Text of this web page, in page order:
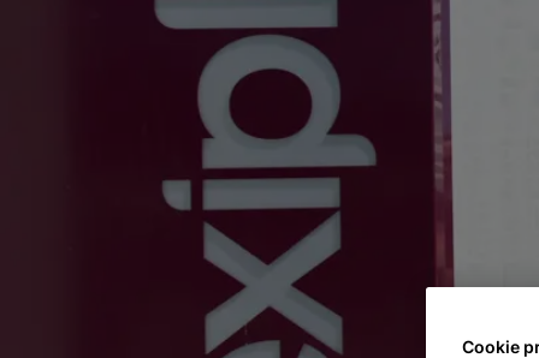
Cookie